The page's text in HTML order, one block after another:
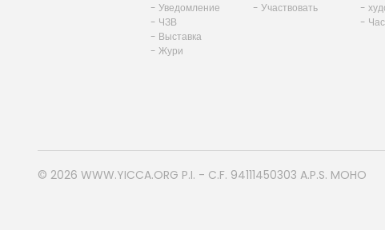
- Уведомление
- ЧЗВ
- Выставка
- Жури
- Участвовать
-
-
© 2026 WWW.YICCA.ORG P.I. - C.F. 94111450303 A.P.S. MOHO